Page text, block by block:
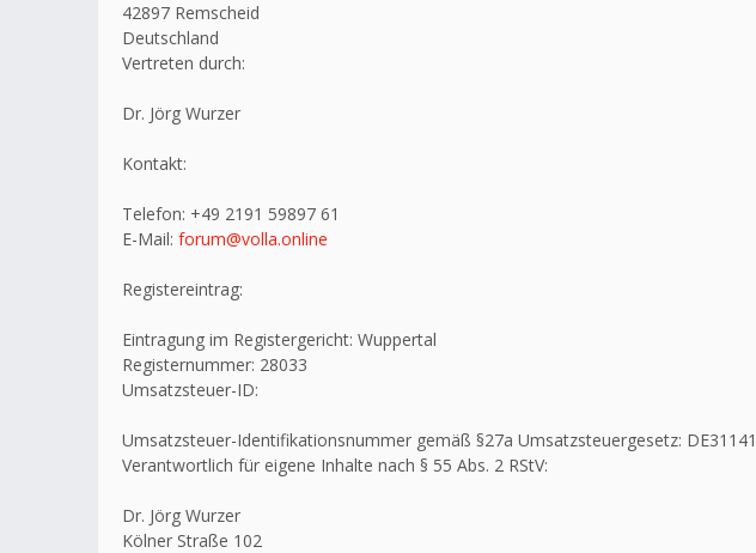
42897 Remscheid
Deutschland
Vertreten durch:
Dr. Jörg Wurzer
Kontakt:
Telefon: +49 2191 59897 61
E-Mail: forum@volla.online
Registereintrag:
Eintragung im Registergericht: Wuppertal
Registernummer: 28033
Umsatzsteuer-ID:
Umsatzsteuer-Identifikationsnummer gemäß §27a Umsatzsteuergesetz:
Verantwortlich für eigene Inhalte nach § 55 Abs. 2 RStV:
Dr. Jörg Wurzer
Kölner Straße 102